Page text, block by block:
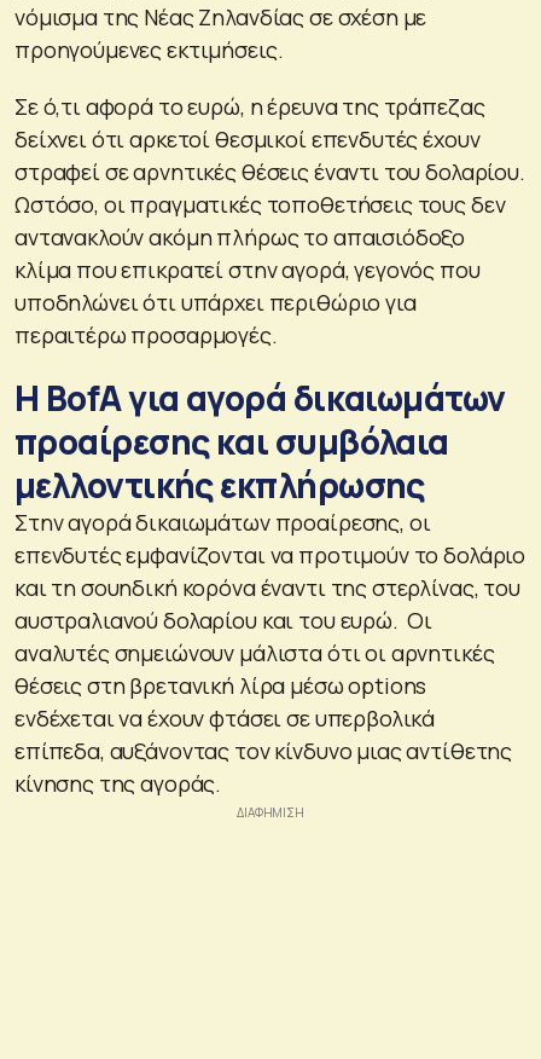
νόμισμα της Νέας Ζηλανδίας σε σχέση με
προηγούμενες εκτιμήσεις.
Σε ό,τι αφορά το ευρώ, η έρευνα της τράπεζας
δείχνει ότι αρκετοί θεσμικοί επενδυτές έχουν
στραφεί σε αρνητικές θέσεις έναντι του δολαρίου.
Ωστόσο, οι πραγματικές τοποθετήσεις τους δεν
αντανακλούν ακόμη πλήρως το απαισιόδοξο
κλίμα που επικρατεί στην αγορά, γεγονός που
υποδηλώνει ότι υπάρχει περιθώριο για
περαιτέρω προσαρμογές.
Η BofA για αγορά δικαιωμάτων
προαίρεσης και συμβόλαια
μελλοντικής εκπλήρωσης
Στην αγορά δικαιωμάτων προαίρεσης, οι
επενδυτές εμφανίζονται να προτιμούν το δολάριο
και τη σουηδική κορόνα έναντι της στερλίνας, του
αυστραλιανού δολαρίου και του ευρώ. Οι
αναλυτές σημειώνουν μάλιστα ότι οι αρνητικές
θέσεις στη βρετανική λίρα μέσω options
ενδέχεται να έχουν φτάσει σε υπερβολικά
επίπεδα, αυξάνοντας τον κίνδυνο μιας αντίθετης
κίνησης της αγοράς.